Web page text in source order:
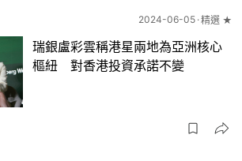
2024-06-05 精選 ★
瑞銀盧彩雲稱港星兩地為亞洲核心
樞紐 對香港投資承諾不變